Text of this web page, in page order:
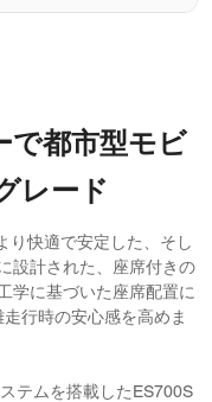
で都市型モビ
レード
り快適で安定した、そし
設計された、座席付きの
学に基づいた座席配置に
行時の安心感を高めま
テムを搭載したES700S